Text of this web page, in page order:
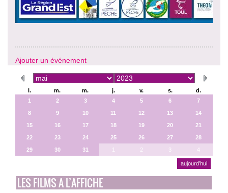
Ajouter un événement
l. m. m. j. v. s.
d.
1
2 3 4 5 6
7
8
9 10 11 12 13
14
15
16 17 18 19 20
21
22
23 24 25 26 27
28
29
30 31 1 2 3 4
aujourd’hui
LES FILMS A L’AFFICHE